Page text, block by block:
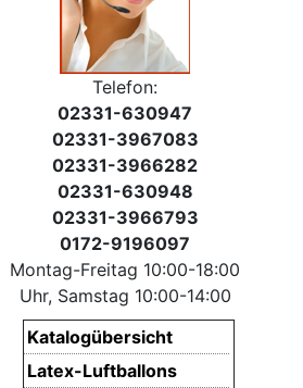
Telefon:
02331-630947
02331-3967083
02331-3966282
02331-630948
02331-3966793
0172-9196097
Montag-Freitag 10:00-18:00
Uhr, Samstag 10:00-14:00
Katalogübersicht
Latex-Luftballons